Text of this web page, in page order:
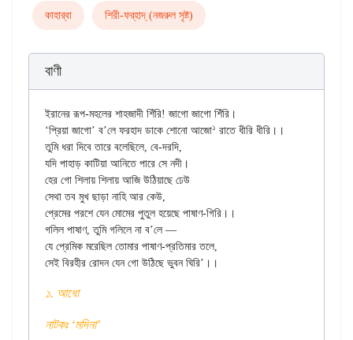
কাহার্‌বা শিরী-ফর্‌হাদ্‌ (নজরুল সৃষ্ট)
বাণী
ইরানের রূপ-মহলের শাহজাদী শিঁরি! জাগো জাগো শিঁরি।
‘প্রিয়া জাগো’ ব’লে ফরহাদ ডাকে শোনো আজো১ রাতে ধীরি ধীরি।।
তুমি ধরা দিবে তারে বলেছিলে, বে-দরদি,
যদি পাহাড় কাটিয়া আনিতে পারে সে নদী।
হের গো শিলায় শিলায় আজি উঠিয়াছে ঢেউ
সেথা তব মুখ ছাড়া নাহি আর কেউ,
প্রেমের পরশে যেন মোমের পুতুল হয়েছে পাষাণ-গিরি।।
গলিল পাষাণ, তুমি গলিলে না ব’লে —
যে প্রেমিক মরেছিল তোমার পাষাণ-প্রতিমার তলে,
১. আধো
নাটকঃ ‘মদিনা’